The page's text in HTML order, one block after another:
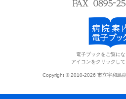
電子ブックをご覧に
アイコンをクリックして
Copyright © 2010-2026 市立宇和島